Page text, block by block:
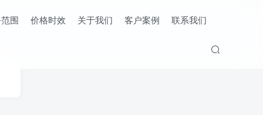
围 价格时效 关于我们 客户案例 联系我们